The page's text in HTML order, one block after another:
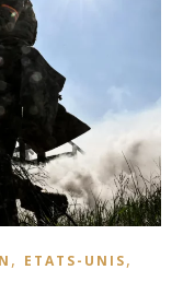
, ETATS-UNIS,